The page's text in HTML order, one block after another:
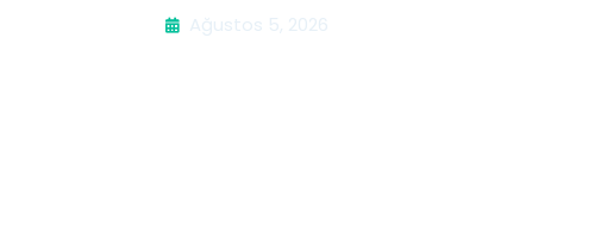
Ağustos 5, 2026